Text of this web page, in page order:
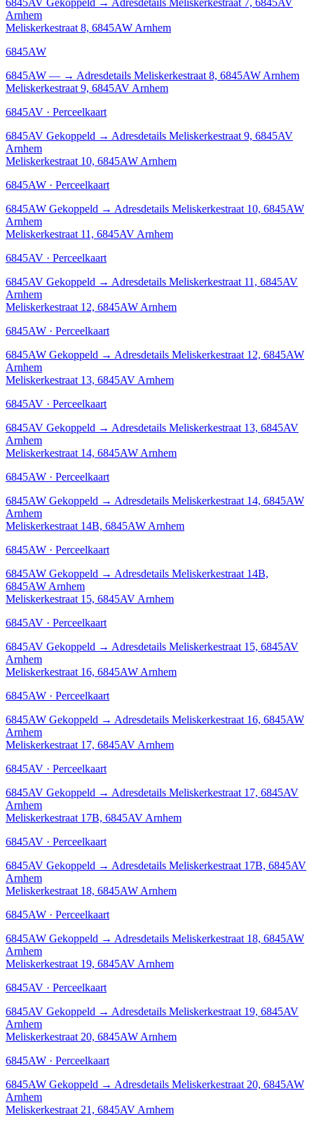
Arnhem
Meliskerkestraat 8, 6845AW Arnhem
6845AW
6845AW — → Adresdetails Meliskerkestraat 8, 6845AW Arnhem
Meliskerkestraat 9, 6845AV Arnhem
6845AV · Perceelkaart
6845AV Gekoppeld → Adresdetails Meliskerkestraat 9, 6845AV
Arnhem
Meliskerkestraat 10, 6845AW Arnhem
6845AW · Perceelkaart
6845AW Gekoppeld → Adresdetails Meliskerkestraat 10, 6845AW
Arnhem
Meliskerkestraat 11, 6845AV Arnhem
6845AV · Perceelkaart
6845AV Gekoppeld → Adresdetails Meliskerkestraat 11, 6845AV
Arnhem
Meliskerkestraat 12, 6845AW Arnhem
6845AW · Perceelkaart
6845AW Gekoppeld → Adresdetails Meliskerkestraat 12, 6845AW
Arnhem
Meliskerkestraat 13, 6845AV Arnhem
6845AV · Perceelkaart
6845AV Gekoppeld → Adresdetails Meliskerkestraat 13, 6845AV
Arnhem
Meliskerkestraat 14, 6845AW Arnhem
6845AW · Perceelkaart
6845AW Gekoppeld → Adresdetails Meliskerkestraat 14, 6845AW
Arnhem
Meliskerkestraat 14B, 6845AW Arnhem
6845AW · Perceelkaart
6845AW Gekoppeld → Adresdetails Meliskerkestraat 14B,
6845AW Arnhem
Meliskerkestraat 15, 6845AV Arnhem
6845AV · Perceelkaart
6845AV Gekoppeld → Adresdetails Meliskerkestraat 15, 6845AV
Arnhem
Meliskerkestraat 16, 6845AW Arnhem
6845AW · Perceelkaart
6845AW Gekoppeld → Adresdetails Meliskerkestraat 16, 6845AW
Arnhem
Meliskerkestraat 17, 6845AV Arnhem
6845AV · Perceelkaart
6845AV Gekoppeld → Adresdetails Meliskerkestraat 17, 6845AV
Arnhem
Meliskerkestraat 17B, 6845AV Arnhem
6845AV · Perceelkaart
6845AV Gekoppeld → Adresdetails Meliskerkestraat 17B, 6845AV
Arnhem
Meliskerkestraat 18, 6845AW Arnhem
6845AW · Perceelkaart
6845AW Gekoppeld → Adresdetails Meliskerkestraat 18, 6845AW
Arnhem
Meliskerkestraat 19, 6845AV Arnhem
6845AV · Perceelkaart
6845AV Gekoppeld → Adresdetails Meliskerkestraat 19, 6845AV
Arnhem
Meliskerkestraat 20, 6845AW Arnhem
6845AW · Perceelkaart
6845AW Gekoppeld → Adresdetails Meliskerkestraat 20, 6845AW
Arnhem
Meliskerkestraat 21, 6845AV Arnhem